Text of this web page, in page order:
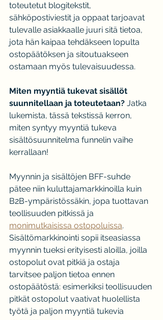
toteutetut blogitekstit,
sähköpostiviestit ja oppaat tarjoavat
tulevalle asiakkaalle juuri sitä tietoa,
jota hän kaipaa tehdäkseen lopulta
ostopäätöksen ja sitoutuakseen
ostamaan myös tulevaisuudessa.
Miten myyntiä tukevat sisällöt
suunnitellaan ja toteutetaan? Jatka
lukemista, tässä tekstissä kerron,
miten syntyy myyntiä tukeva
sisältösuunnitelma funnelin vaihe
kerrallaan!
Myynnin ja sisältöjen BFF-suhde
pätee niin kuluttajamarkkinoilla kuin
B2B-ympäristössäkin, jopa tuottavan
teollisuuden pitkissä ja
monimutkaisissa ostopoluissa.
Sisältömarkkinointi sopii itseasiassa
myynnin tueksi erityisesti aloilla, joilla
ostopolut ovat pitkiä ja ostaja
tarvitsee paljon tietoa ennen
ostopäätöstä: esimerkiksi teollisuuden
pitkät ostopolut vaativat huolellista
työtä ja paljon myyntiä tukevia